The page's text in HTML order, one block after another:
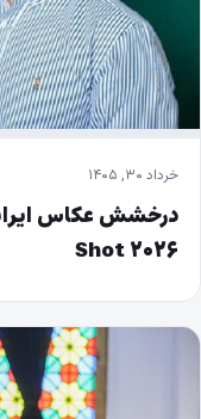
خرداد ۳۰, ۱۴۰۵
Shot ۲۰۲۶